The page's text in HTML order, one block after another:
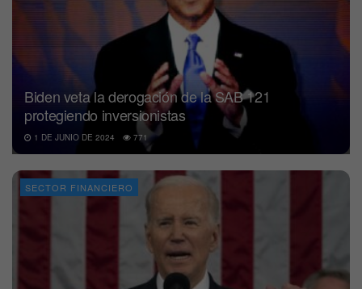
Biden veta la derogación de la SAB 121
protegiendo inversionistas
1 DE JUNIO DE 2024 771
SECTOR FINANCIERO